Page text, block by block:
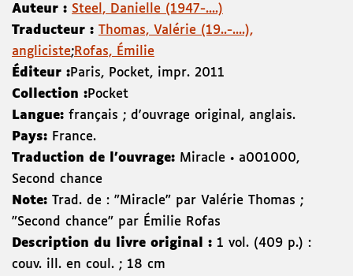
Auteur : Steel, Danielle (1947-....)
Traducteur : Thomas, Valérie (19..-....),
angliciste;Rofas, Émilie
Éditeur :Paris, Pocket, impr. 2011
Collection :Pocket
Langue: français ; d'ouvrage original, anglais.
Pays: France.
Traduction de l'ouvrage: Miracle • a001000,
Second chance
Note: Trad. de : "Miracle" par Valérie Thomas ;
"Second chance" par Émilie Rofas
Description du livre original : 1 vol. (409 p.) :
couv. ill. en coul. ; 18 cm